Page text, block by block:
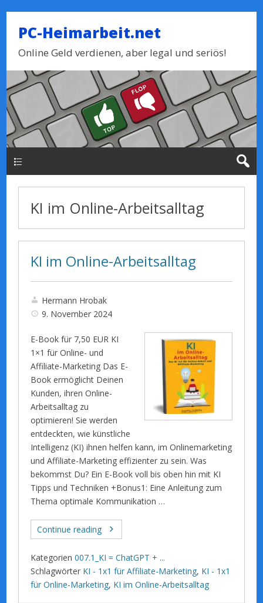
PC-Heimarbeit.net
Online Geld verdienen, aber legal und seriös!
KI im Online-Arbeitsalltag
KI im Online-Arbeitsalltag
Hermann Hrobak
9. November 2024
E-Book für 7,50 EUR KI
1×1 für Online- und
Affiliate-Marketing Das E-
Book ermöglicht Deinen
Kunden, ihren Online-
Arbeitsalltag zu
optimieren! Sie werden
entdeckten, wie künstliche
Intelligenz (KI) ihnen helfen kann, im Onlinemarketing
und Affiliate-Marketing effizienter zu sein. Was
bekommst Du? Ein E-Book voll bis oben hin mit KI
Tipps und Techniken +Bonus1: Eine Anleitung zum
Thema optimale Kommunikation …
Continue reading
Kategorien 007.1_KI = ChatGPT + ...
Schlagwörter KI - 1x1 für Affiliate-Marketing, KI - 1x1
für Online-Marketing, KI im Online-Arbeitsalltag